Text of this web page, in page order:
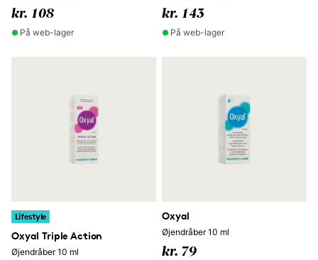
kr. 108
På web-lager
kr. 143
På web-lager
Lifestyle
Oxyal Triple Action
Øjendråber 10 ml
Oxyal
Øjendråber 10 ml
kr. 79